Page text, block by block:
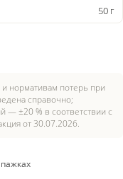
50 г
нормативам потерь при
справочно;
— ±20 % в соответствии с
от 30.07.2026.